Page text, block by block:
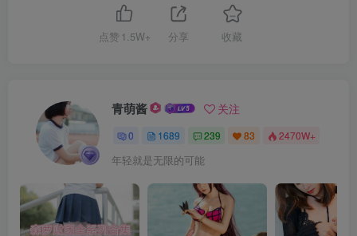
点赞 1.5W+ 分享 收藏
青萌酱 关注
0 1689 239 83 2470W+
年轻就是无限的可能